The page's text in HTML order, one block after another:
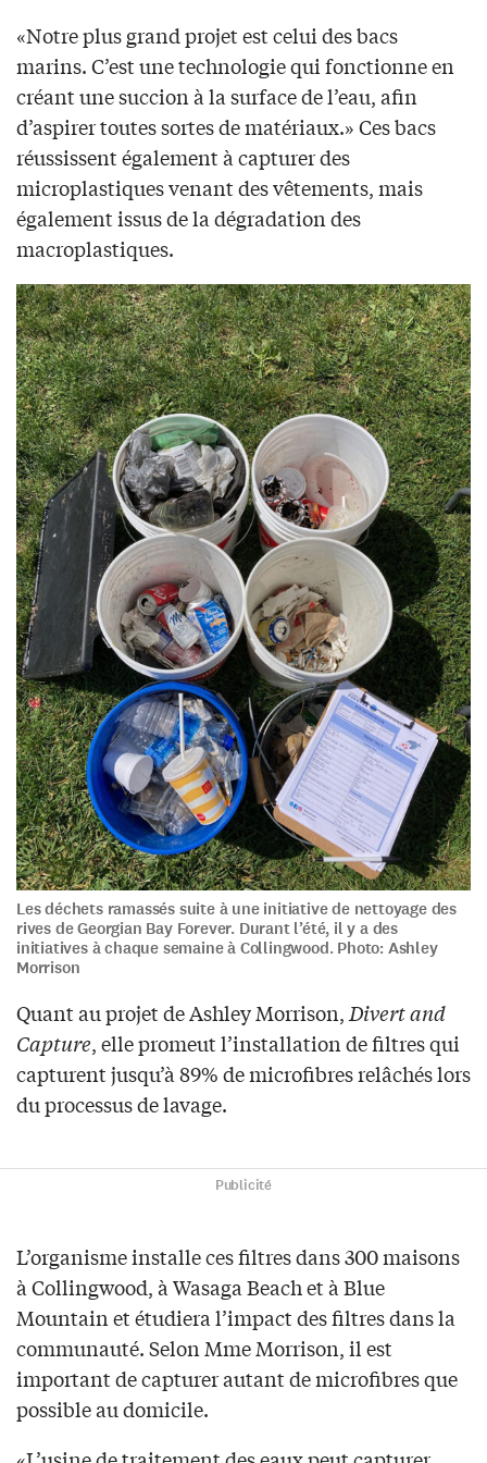
«Notre plus grand projet est celui des bacs
marins. C’est une technologie qui fonctionne en
créant une succion à la surface de l’eau, afin
d’aspirer toutes sortes de matériaux.» Ces bacs
réussissent également à capturer des
microplastiques venant des vêtements, mais
également issus de la dégradation des
macroplastiques.
Les déchets ramassés suite à une initiative de nettoyage des
rives de Georgian Bay Forever. Durant l’été, il y a des
initiatives à chaque semaine à Collingwood. Photo: Ashley
Morrison
Quant au projet de Ashley Morrison, Divert and
Capture, elle promeut l’installation de filtres qui
capturent jusqu’à 89% de microfibres relâchés lors
du processus de lavage.
Publicité
L’organisme installe ces filtres dans 300 maisons
à Collingwood, à Wasaga Beach et à Blue
Mountain et étudiera l’impact des filtres dans la
communauté. Selon Mme Morrison, il est
important de capturer autant de microfibres que
possible au domicile.